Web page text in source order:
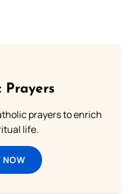
Prayers
prayers to enrich
life.
NOW